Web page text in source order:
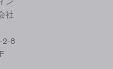
社
2-8